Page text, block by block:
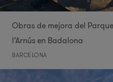
Obras de mejora del
l’Arnús en Badalona
BARCELONA